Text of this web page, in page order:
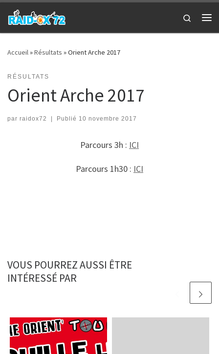
Passer au contenu
Search
Accueil»Résultats »Orient Arche 2017
RÉSULTATS
Orient Arche 2017
par raidox72 | Publié 10 novembre 2017
Parcours 3h : ICI
Parcours 1h30 : ICI
VOUS POURREZ AUSSI ÊTRE
INTÉRESSÉ PAR